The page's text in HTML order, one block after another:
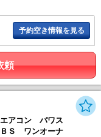
予約空き情報を見る
頼
アコン パワス
Ｓ ワンオーナ